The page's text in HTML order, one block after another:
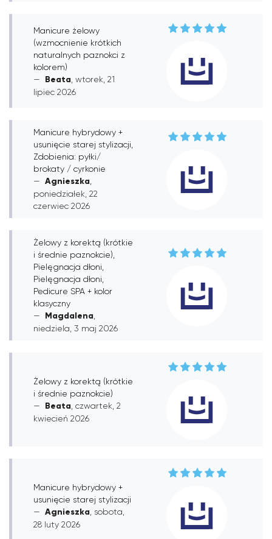
Manicure żelowy
(wzmocnienie krótkich
naturalnych paznokci z
kolorem)
Beata , wtorek, 21
lipiec 2026
Manicure hybrydowy +
usunięcie starej stylizacji,
Zdobienia: pyłki/
brokaty / cyrkonie
Agnieszka
poniedziałek, 22
czerwiec 2026
Żelowy z korektą (krótkie
i średnie paznokcie),
Pielęgnacja dłoni,
Pielęgnacja dłoni,
Pedicure SPA + kolor
klasyczny
Magdalena
niedziela, 3 maj 2026
Żelowy z korektą (krótkie
i średnie paznokcie)
Beata , czwartek, 2
kwiecień 2026
Manicure hybrydowy +
usunięcie starej stylizacji
Agnieszka , sobota,
28 luty 2026